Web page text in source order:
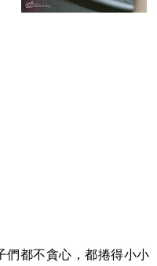
們都不貪心，都捲得小小